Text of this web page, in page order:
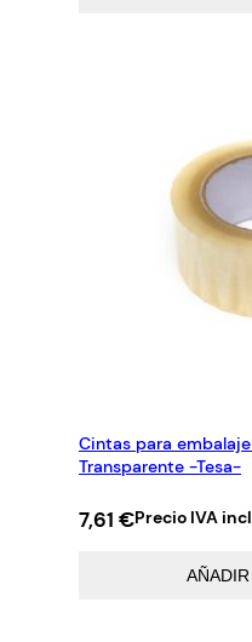
Cintas para
Transparente -Tesa-
7,61 €Precio IVA